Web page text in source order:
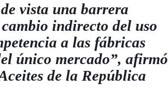
vista una barrera
indirecto del uso
a las fábricas
único mercado”, afirmó
de la República